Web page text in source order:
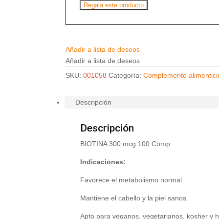
Regala este producto
Añadir a lista de deseos
Añadir a lista de deseos
SKU:001058 Categoría:Complemento
Descripción
Descripción
BIOTINA 300 mcg 100 Comp
Indicaciones:
Favorece el metabolismo normal.
Mantiene el cabello y la piel sanos.
Apto para veganos, vegetarianos, kosher y